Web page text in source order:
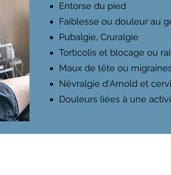
Entorse du pied
Faiblesse ou douleur au
Pubalgie, Cruralgie
Torticolis et blocage ou
Maux de tête ou
Névralgie d'Arnold et
Douleurs liées à une